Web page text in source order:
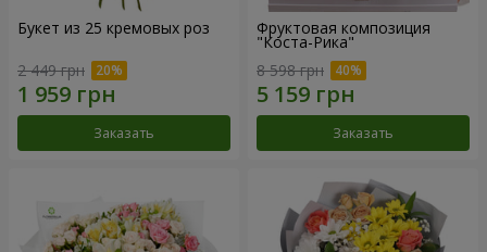
Букет из 25 кремовых роз
2 449 грн
Заказать
Фруктовая композиция
"Коста-Рика"
8 598 грн
Заказать